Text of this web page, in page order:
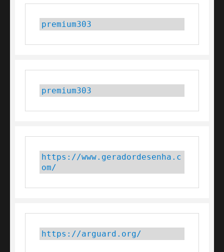
premium303
premium303
https://www.geradordesenha.c
om/
https://arguard.org/